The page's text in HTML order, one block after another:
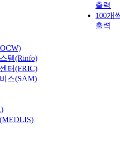
출력
100개
출력
템(Rinfo)
터(FRIC)
스(SAM)